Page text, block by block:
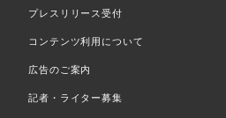
プレスリリース受付
コンテンツ利用について
広告のご案内
記者・ライター募集